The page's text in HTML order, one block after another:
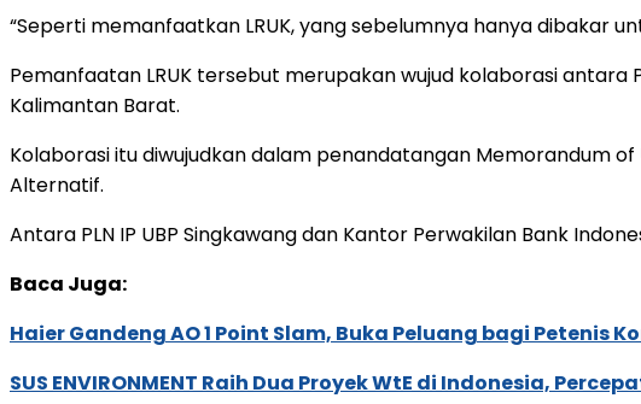
“Seperti memanfaatkan LRUK, yang sebelumnya hanya dibakar
Pemanfaatan LRUK tersebut merupakan wujud kolaborasi antara
Kalimantan Barat.
Kolaborasi itu diwujudkan dalam penandatangan Memorandum
Alternatif.
Antara PLN IP UBP Singkawang dan Kantor Perwakilan Bank
Baca Juga:
Haier Gandeng AO 1 Point Slam, Buka Peluang bagi Petenis
SUS ENVIRONMENT Raih Dua Proyek WtE di Indonesia,